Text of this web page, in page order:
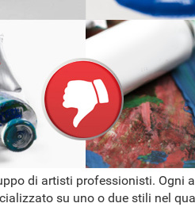
di artisti professionisti. Ogni
su uno o due stili nel